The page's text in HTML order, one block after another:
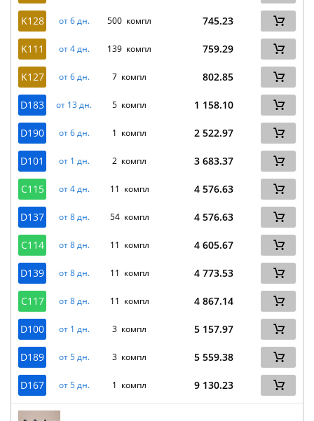
K128 от 6 дн. 500 компл 745.23
K111 от 4 дн. 139 компл 759.29
K127 от 6 дн. 7 компл 802.85
D183 от 13 дн. 5 компл 1 158.10
D190 от 6 дн. 1 компл 2 522.97
D101 от 1 дн. 2 компл 3 683.37
C115 от 4 дн. 11 компл 4 576.63
D137 от 8 дн. 54 компл 4 576.63
C114 от 8 дн. 11 компл 4 605.67
D139 от 8 дн. 11 компл 4 773.53
C117 от 8 дн. 11 компл 4 867.14
D100 от 1 дн. 3 компл 5 157.97
D189 от 5 дн. 3 компл 5 559.38
D167 от 5 дн. 1 компл 9 130.23